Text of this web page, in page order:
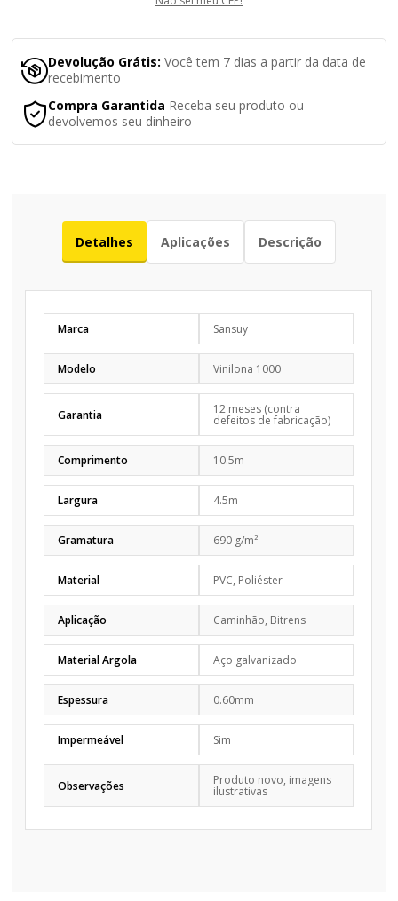
Devolução Grátis:Você tem 7 dias a partir da data de
recebimento
Compra Garantida Receba seu produto ou
devolvemos seu dinheiro
Detalhes Aplicações Descrição
Marca Sansuy
Modelo Vinilona 1000
Garantia 12 meses (contra
defeitos de fabricação)
Comprimento 10.5m
Largura 4.5m
Gramatura 690 g/m²
Material PVC, Poliéster
Aplicação Caminhão, Bitrens
Material Argola Aço galvanizado
Espessura 0.60mm
Impermeável Sim
Observações Produto novo, imagens
ilustrativas